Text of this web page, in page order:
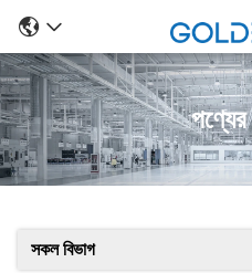
পণ্যের
সকল বিভাগ